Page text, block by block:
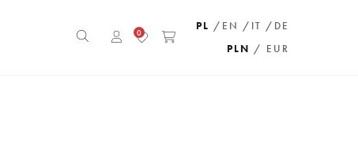
0
PL /EN /IT /DE
PLN / EUR